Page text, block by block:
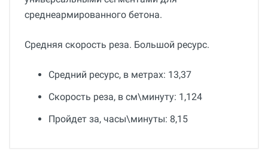
среднеармированного бетона.
Средняя скорость реза. Большой ресурс.
Средний ресурс, в метрах: 13,37
Скорость реза, в см\минуту: 1,124
Пройдет за, часы\минуты: 8,15